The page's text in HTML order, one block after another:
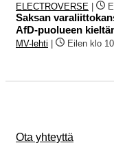
ELECTROVERSE
Saksan
AfD-puolueen
MV-lehti Eilen klo
Ota yhteyttä